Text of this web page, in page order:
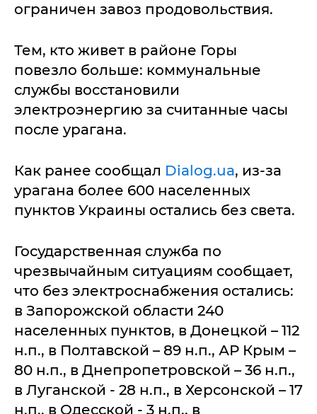
ограничен завоз продовольствия.
Тем, кто живет в районе Горы
повезло больше: коммунальные
службы восстановили
электроэнергию за считанные часы
после урагана.
Как ранее сообщал Dialog.ua, из-за
урагана более 600 населенных
пунктов Украины остались без света.
Государственная служба по
чрезвычайным ситуациям сообщает,
что без электроснабжения остались:
в Запорожской области 240
населенных пунктов, в Донецкой – 112
н.п., в Полтавской – 89 н.п., АР Крым –
80 н.п., в Днепропетровской – 36 н.п.,
в Луганской - 28 н.п., в Херсонской – 17
н.п., в Одесской - 3 н.п., в